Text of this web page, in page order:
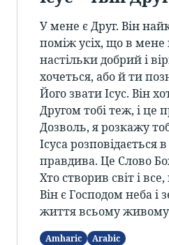
У мене є Друг. Він
поміж усіх, що в мене
настільки добрий і
хочеться, або й ти
Його звати Ісус. Він
Другом тобі теж, і це
Дозволь, я розкажу
Ісуса розповідається в
правдива. Це Слово
Хто створив світ і
Він є Господом неба і
життя всьому
Amharic
Arabic